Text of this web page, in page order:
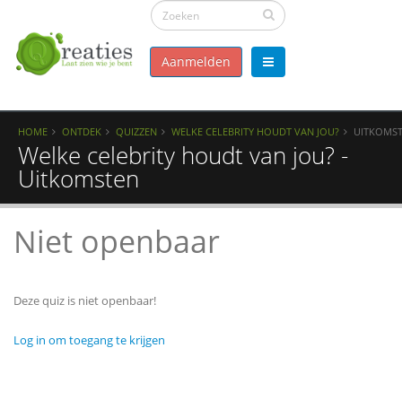
Aanmelden
HOME ONTDEK QUIZZEN WELKE CELEBRITY HOUDT VAN JOU?
Welke celebrity houdt van jou? -
Uitkomsten
Niet openbaar
Deze quiz is niet openbaar!
Log in om toegang te krijgen